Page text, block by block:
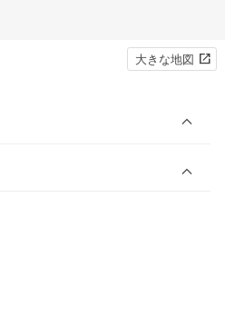
大きな地図